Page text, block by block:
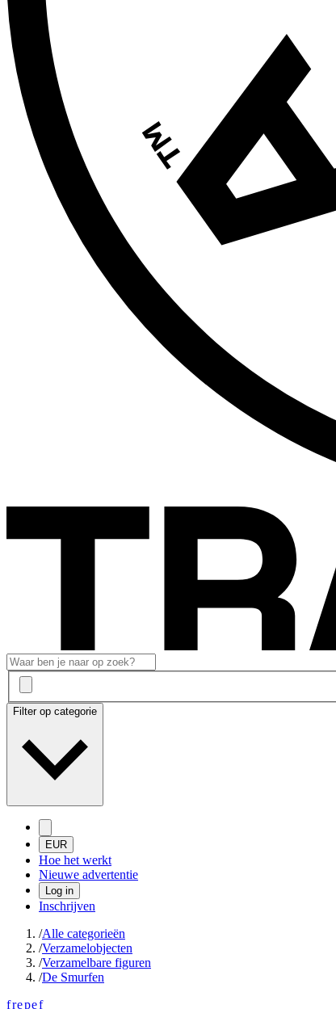
Filter op categorie
EUR
Hoe het werkt
Nieuwe advertentie
Log in
Inschrijven
/Alle categorieën
/Verzamelobjecten
/Verzamelbare figuren
/De Smurfen
frepef